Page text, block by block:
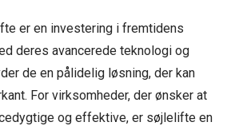
er en investering i fremtidens
deres avancerede teknologi og
de en pålidelig løsning, der kan
For virksomheder, der ønsker at
og effektive, er søjlelifte en